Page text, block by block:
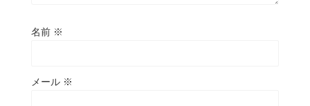
名前 ※
メール ※